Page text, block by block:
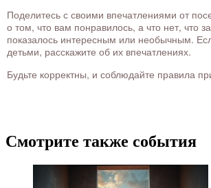
Поделитесь с своими впечатлениями от
о том, что вам понравилось, а что нет, что
показалось интересным или необычным.
детьми, расскажите об их впечатлениях.
Будьте корректны, и соблюдайте правила
Смотрите также события